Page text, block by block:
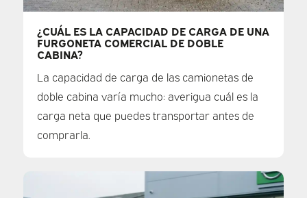
¿CUÁL ES LA CAPACIDAD DE CARGA DE UNA
FURGONETA COMERCIAL DE DOBLE
CABINA?
La capacidad de carga de las camionetas de
doble cabina varía mucho: averigua cuál es la
carga neta que puedes transportar antes de
comprarla.